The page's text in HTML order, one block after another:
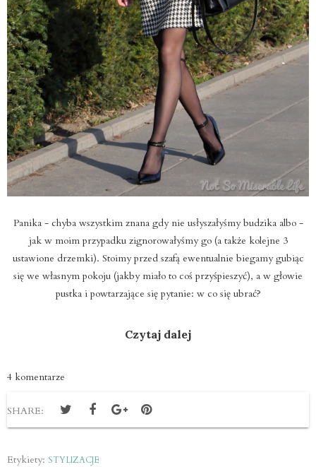
Panika - chyba wszystkim znana gdy nie usłyszałyśmy budzika albo -
jak w moim przypadku zignorowałyśmy go (a także kolejne 3
ustawione drzemki). Stoimy przed szafą ewentualnie biegamy gubiąc
się we własnym pokoju (jakby miało to coś przyśpieszyć), a w głowie
pustka i powtarzające się pytanie: w co się ubrać?
Czytaj dalej
4 komentarze
SHARE:
Etykiety: STYLIZACJE